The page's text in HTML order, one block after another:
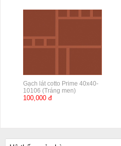
Gạch lát cotto Prime 40x40-
10106 (Tráng men)
100,000 đ